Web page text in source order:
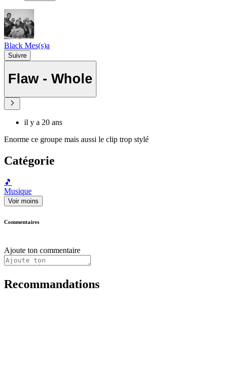
Black Mes(s)a
Suivre
Flaw - Whole
il y a 20 ans
Enorme ce groupe mais aussi le clip trop stylé
Catégorie
🎵
Musique
Voir moins
Commentaires
Ajoute ton commentaire
Recommandations